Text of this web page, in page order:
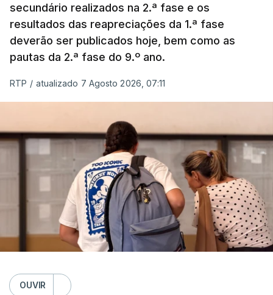
secundário realizados na 2.ª fase e os
resultados das reapreciações da 1.ª fase
deverão ser publicados hoje, bem como as
pautas da 2.ª fase do 9.º ano.
RTP / atualizado 7 Agosto 2026, 07:11
OUVIR